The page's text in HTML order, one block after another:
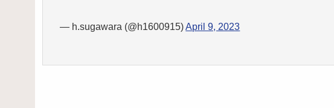
— h.sugawara (@h1600915)April 9, 2023